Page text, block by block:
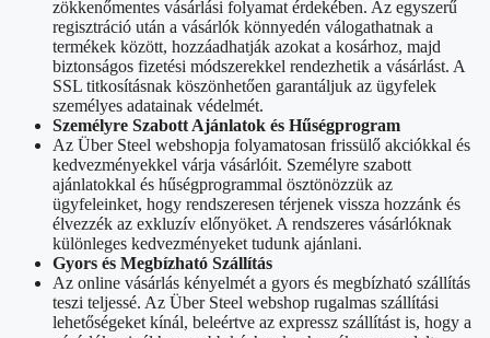
zökkenőmentes vásárlási folyamat érdekében. Az egyszerű
regisztráció után a vásárlók könnyedén válogathatnak a
termékek között, hozzáadhatják azokat a kosárhoz, majd
biztonságos fizetési módszerekkel rendezhetik a vásárlást. A
SSL titkosításnak köszönhetően garantáljuk az ügyfelek
személyes adatainak védelmét.
Személyre Szabott Ajánlatok és Hűségprogram
Az Über Steel webshopja folyamatosan frissülő akciókkal és
kedvezményekkel várja vásárlóit. Személyre szabott
ajánlatokkal és hűségprogrammal ösztönözzük az
ügyfeleinket, hogy rendszeresen térjenek vissza hozzánk és
élvezzék az exkluzív előnyöket. A rendszeres vásárlóknak
különleges kedvezményeket tudunk ajánlani.
Gyors és Megbízható Szállítás
Az online vásárlás kényelmét a gyors és megbízható szállítás
teszi teljessé. Az Über Steel webshop rugalmas szállítási
lehetőségeket kínál, beleértve az expressz szállítást is, hogy a